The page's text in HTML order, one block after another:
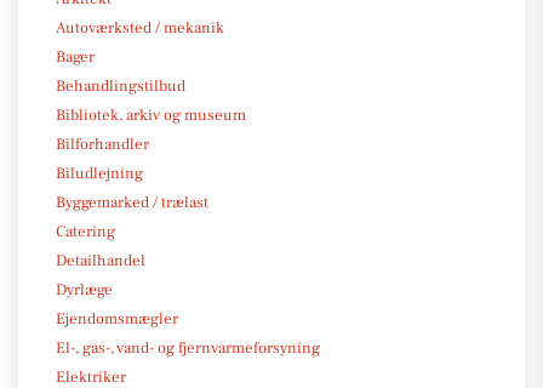
Autoværksted / mekanik
Bager
Behandlingstilbud
Bibliotek, arkiv og museum
Bilforhandler
Biludlejning
Byggemarked / trælast
Catering
Detailhandel
Dyrlæge
Ejendomsmægler
El-, gas-, vand- og fjernvarmeforsyning
Elektriker